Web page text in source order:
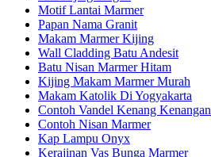
Motif Lantai Marmer
Papan Nama Granit
Makam Marmer Kijing
Wall Cladding Batu Andesit
Batu Nisan Marmer Hitam
Kijing Makam Marmer Murah
Makam Katolik Di Yogyakarta
Contoh Vandel Kenang Kenangan
Contoh Nisan Marmer
Kap Lampu Onyx
Kerajinan Vas Bunga Marmer